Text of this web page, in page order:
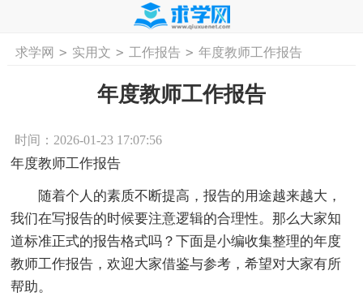
首页 工作计划 活动计划 学习计划
求学网 > 实用文 > 工作报告 > 年度教师工作报告
年度教师工作报告
时间：2026-01-23 17:07:56
年度教师工作报告
随着个人的素质不断提高，报告的用途越来越大，
我们在写报告的时候要注意逻辑的合理性。那么大家知
道标准正式的报告格式吗？下面是小编收集整理的年度
教师工作报告，欢迎大家借鉴与参考，希望对大家有所
帮助。